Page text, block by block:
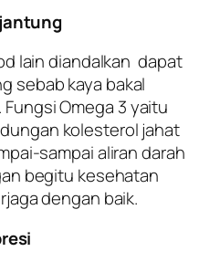
lain diandalkan dapat
sebab kaya bakal
Omega 3 yaitu
kolesterol jahat
sampai aliran darah
begitu kesehatan
dengan baik.